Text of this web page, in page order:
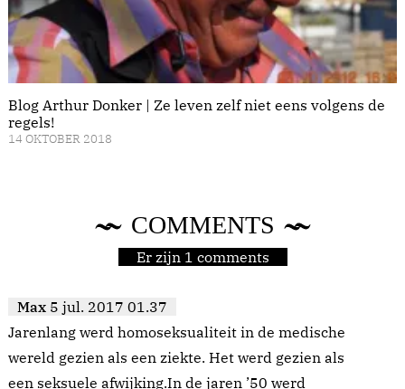
Blog Arthur Donker | Ze leven zelf niet eens volgens de
regels!
14 OKTOBER 2018
COMMENTS
Er zijn 1 comments
Max 5 jul. 2017 01.37
Jarenlang werd homoseksualiteit in de medische
wereld gezien als een ziekte. Het werd gezien als
een seksuele afwijking.In de jaren ’50 werd